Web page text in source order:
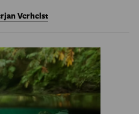
Verhelst